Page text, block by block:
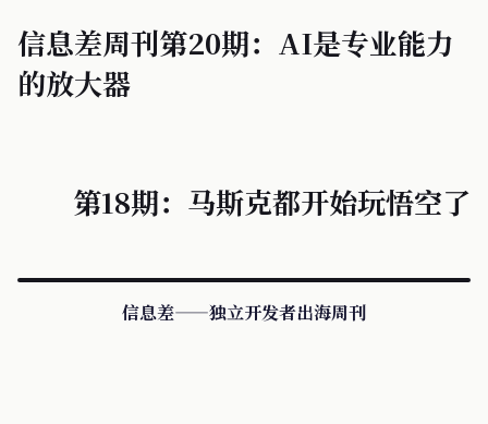
信息差周刊第20期：AI是专业能力
的放大器
第18期：马斯克都开始玩悟空了
信息差——独立开发者出海周刊